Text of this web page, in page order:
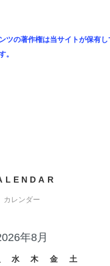
ツの著作権は当サイトが保有し
。
カレンダー
年8月
水 木 金
土